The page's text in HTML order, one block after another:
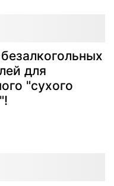
для
"сухого